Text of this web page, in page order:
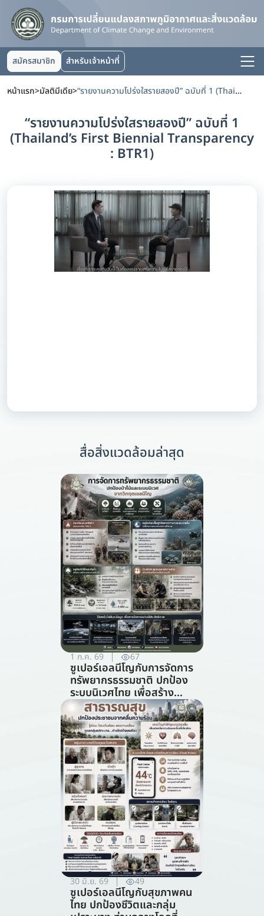
สมัครสมาชิก สำหรับเจ้าหน้าที่
หน้าแรก>มัลติมีเดีย> “รายงานความโปร่งใสรายสองปี” ฉบับที่ 1 (Thailand’s First Biennial Transparency : BTR1)
“รายงานความโปร่งใสรายสองปี” ฉบับที่ 1
(Thailand’s First Biennial Transparency
: BTR1)
สื่อสิ่งแวดล้อมล่าสุด
1 ก.ค. 69 67
ซูเปอร์เอลนีโญกับการจัดการ
ทรัพยากรธรรมชาติ ปกป้อง
ระบบนิเวศไทย เพื่อสร้าง
ภูมิคุ้มกันต่อวิกฤตภูมิอากาศ
(สาขาการจัดการ
ทรัพยากรธรรมชาติ)
30 มิ.ย. 69 49
ซูเปอร์เอลนีโญกับสุขภาพคน
ไทย ปกป้องชีวิตและกลุ่ม